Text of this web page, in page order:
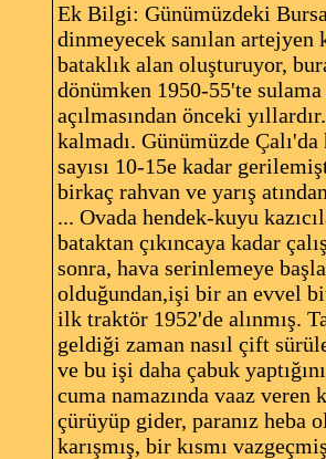
Ek Bilgi: Günümüzdeki
dinmeyecek sanılan artejyen
bataklık alan oluşturuyor,
dönümken 1950-55'te sulama
açılmasından önceki
kalmadı. Günümüzde
sayısı 10-15e kadar
birkaç rahvan ve yarış
... Ovada hendek-kuyu
bataktan çıkıncaya kadar
sonra, hava serinlemeye
olduğundan,işi bir an evvel
ilk traktör 1952'de alınmış.
geldiği zaman nasıl çift
ve bu işi daha çabuk
cuma namazında vaaz veren
çürüyüp gider, paranız heba
karışmış, bir kısmı